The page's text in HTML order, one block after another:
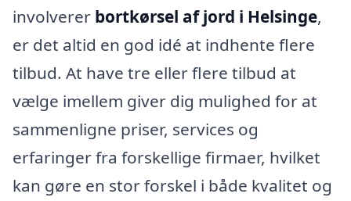
involverer bortkørsel af jord i Helsinge,
er det altid en god idé at indhente flere
tilbud. At have tre eller flere tilbud at
vælge imellem giver dig mulighed for at
sammenligne priser, services og
erfaringer fra forskellige firmaer, hvilket
kan gøre en stor forskel i både kvalitet og